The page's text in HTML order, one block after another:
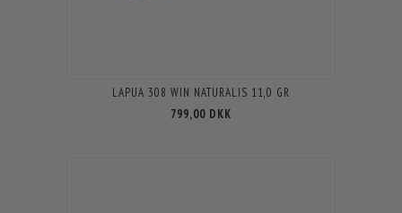
LAPUA 308 WIN NATURALIS 11,0 GR
799,00 DKK